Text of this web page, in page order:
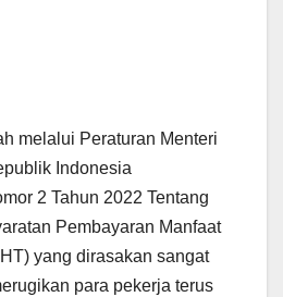
melalui Peraturan Menteri
Indonesia
2 Tahun 2022 Tentang
Pembayaran Manfaat
yang dirasakan sangat
para pekerja terus